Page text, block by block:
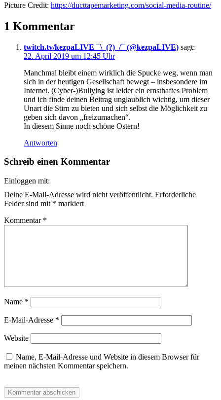
Picture Credit: https://ducttapemarketing.com/social-media-routine/
1 Kommentar
twitch.tv/kezpaLIVE ¯\_(?)_/¯ (@kezpaLIVE) sagt:
22. April 2019 um 12:45 Uhr
Manchmal bleibt einem wirklich die Spucke weg, wenn man
sich in der heutigen Gesellschaft bewegt – insbesondere im
Internet. (Cyber-)Bullying ist leider ein ernsthaftes Problem
und ich finde deinen Beitrag unglaublich wichtig, um dieser
Unart die Stirn zu bieten und sich selbst die Möglichkeit zu
geben sich davon „freizumachen“.
In diesem Sinne noch schöne Ostern!
Antworten
Schreib einen Kommentar
Einloggen mit:
Deine E-Mail-Adresse wird nicht veröffentlicht. Erforderliche
Felder sind mit * markiert
Kommentar *
Name *
E-Mail-Adresse *
Website
Name, E-Mail-Adresse und Website in diesem Browser für
meinen nächsten Kommentar speichern.